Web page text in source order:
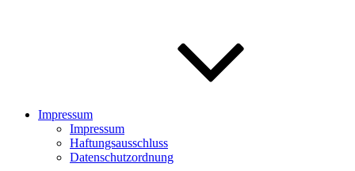
Impressum
Impressum
Haftungsausschluss
Datenschutzordnung